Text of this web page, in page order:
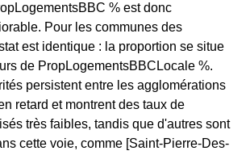
% est donc
Pour les communes des
est identique : la proportion se situe
de PropLogementsBBCLocale %.
persistent entre les agglomérations
retard et montrent des taux de
très faibles, tandis que d'autres sont
cette voie, comme [Saint-Pierre-Des-